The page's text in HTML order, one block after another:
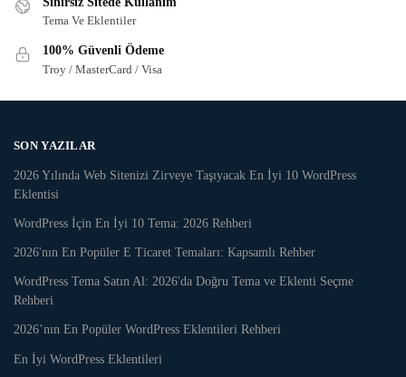
Tema Ve Eklentiler
100% Güvenli Ödeme
Troy / MasterCard / Visa
SON YAZILAR
2026 Yılında Web Sitenizi Zirveye Taşıyacak En İyi 10 WordPress
Eklentisi
WordPress İçin En İyi 10 Tema: 2026 Rehberi
2026'nın En Popüler E Ticaret Temaları: Kapsamlı Rehber
WordPress Tema Satın Al: 2026'da Doğru Tema ve Eklenti Seçme
Rehberi
2026’nın En Popüler WordPress Eklentileri Rehberi
En İyi WordPress Eklentileri